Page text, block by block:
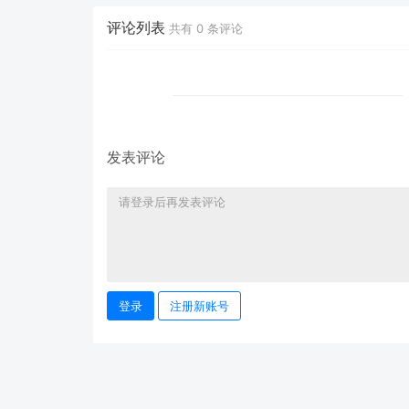
admin@001can.com
评论列表 共有 0 条评论
发表评论
登录 注册新账号